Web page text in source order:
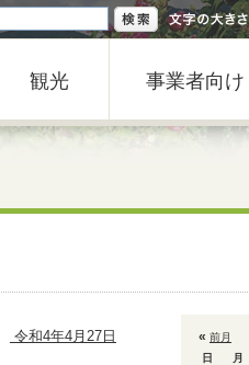
観光 事業者向け
令和4年4月27日
« 前月
日 月